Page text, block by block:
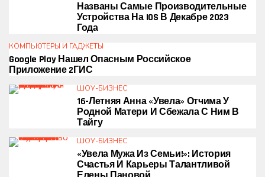
Названы Самые Производительные
Устройства На IOS В Декабре 2023
Года
КОМПЬЮТЕРЫ И ГАДЖЕТЫ
Google Play Нашел Опасным Российское
Приложение 2ГИС
ШОУ-БИЗНЕС
16-Летняя Анна «увела» Отчима У
Родной Матери И Сбежала С Ним В
Тайгу
ШОУ-БИЗНЕС
«Увела Мужа Из Семьи!»: История
Счастья И Карьеры Талантливой